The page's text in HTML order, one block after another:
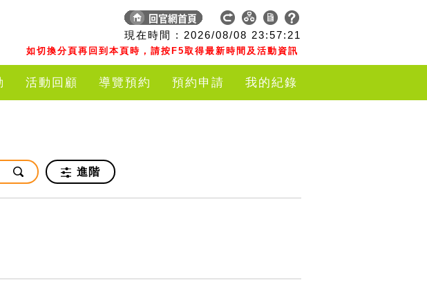
現在時間 : 2026/08/08 23:57:21
如切換分頁再回到本頁時，請按F5取得最新時間及活動資訊
活動回顧 導覽預約 預約申請 我的紀錄
進階